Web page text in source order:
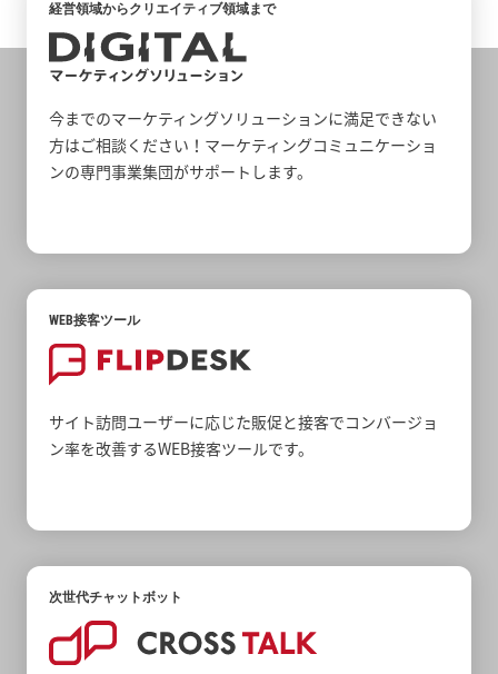
経営領域からクリエイティブ領域まで
今までのマーケティングソリューションに満足できない
方はご相談ください！マーケティングコミュニケーショ
ンの専門事業集団がサポートします。
WEB接客ツール
サイト訪問ユーザーに応じた販促と接客でコンバージョ
ン率を改善するWEB接客ツールです。
次世代チャットボット